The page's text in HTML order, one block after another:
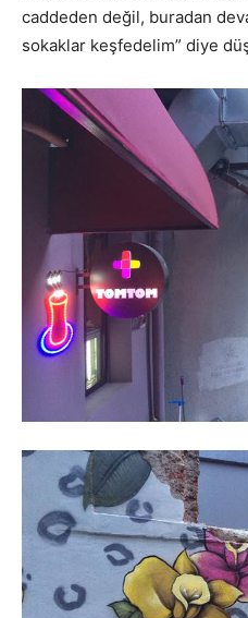
caddeden değil, buradan
sokaklar keşfedelim” diye